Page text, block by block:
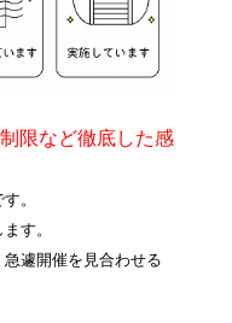
限など徹底した感
。
す。
遽開催を見合わせる